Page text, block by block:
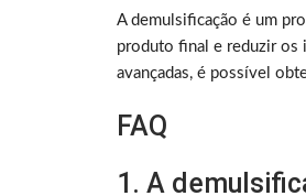
A demulsificação é um
produto final e reduzir os
avançadas, é possível
FAQ
1. A